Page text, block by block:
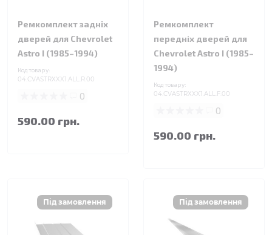
Ремкомплект задніх
дверей для Chevrolet
Astro I (1985–1994)
Код товару:
04.CVASTRXXX1.ALL.R.00
0
590.00 грн.
Ремкомплект
передніх дверей для
Chevrolet Astro I (1985–
1994)
Код товару:
04.CVASTRXXX1.ALL.F.00
0
590.00 грн.